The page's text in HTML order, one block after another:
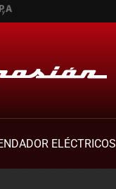
ELÉCTRICOS